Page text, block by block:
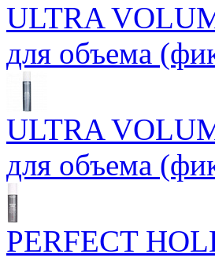
ULTRA
для объема
ULTRA
для объема
PERFECT